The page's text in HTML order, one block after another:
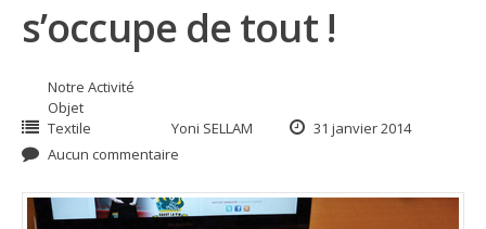
s’occupe de tout !
Notre Activité
Objet
Textile
Yoni SELLAM
31 janvier 2014
Aucun commentaire